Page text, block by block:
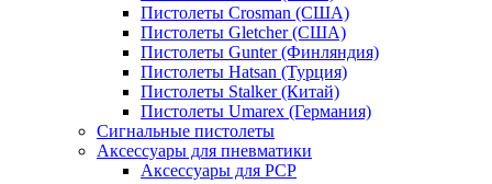
Пистолеты Crosman (США)
Пистолеты Gletcher (США)
Пистолеты Gunter (Финляндия)
Пистолеты Hatsan (Турция)
Пистолеты Stalker (Китай)
Пистолеты Umarex (Германия)
Сигнальные пистолеты
Аксессуары для пневматики
Аксессуары для PCP